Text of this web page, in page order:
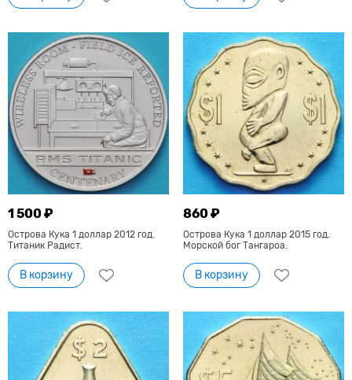
1 500 ₽
Острова Кука 1 доллар 2012 год.
Титаник Радист.
В корзину
860 ₽
Острова Кука 1 доллар 2015 год.
Морской бог Тангароа.
В корзину